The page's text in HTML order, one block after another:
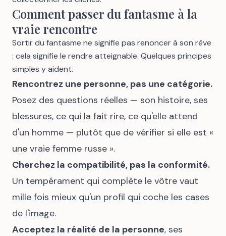
Comment passer du fantasme à la
vraie rencontre
Sortir du fantasme ne signifie pas renoncer à son rêve
: cela signifie le rendre atteignable. Quelques principes
simples y aident.
Rencontrez une personne, pas une catégorie.
Posez des questions réelles — son histoire, ses
blessures, ce qui la fait rire, ce qu'elle attend
d'un homme — plutôt que de vérifier si elle est «
une vraie femme russe ».
Cherchez la compatibilité, pas la conformité.
Un tempérament qui complète le vôtre vaut
mille fois mieux qu'un profil qui coche les cases
de l'image.
Acceptez la réalité de la personne, ses